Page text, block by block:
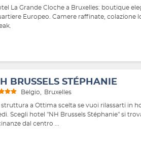
La Grande Cloche a Bruxelles: boutique
Europeo. Camere raffinate, colazione
BRUSSELS STÉPHANIE
Belgio Bruxelles
struttura a Ottima scelta se vuoi rilassarti in
Scegli hotel "NH Brussels Stéphanie" si
dal centro ...